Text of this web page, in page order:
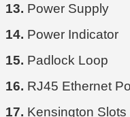
13. Power Supply
14. Power Indicator
15. Padlock Loop
16. RJ45 Ethernet
17. Kensington Slots